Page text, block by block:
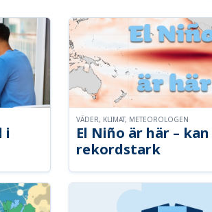
i
El Niño är här –
rekordstark
VÄDER, KLIMAT, METEOROLOGEN